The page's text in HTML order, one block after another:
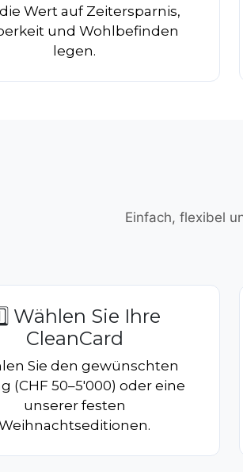
Wert auf Zeitersparnis,
und Wohlbefinden
legen.
Einfach, flexibel
Wählen Sie Ihre
CleanCard
Sie den gewünschten
(CHF 50–5'000) oder eine
unserer festen